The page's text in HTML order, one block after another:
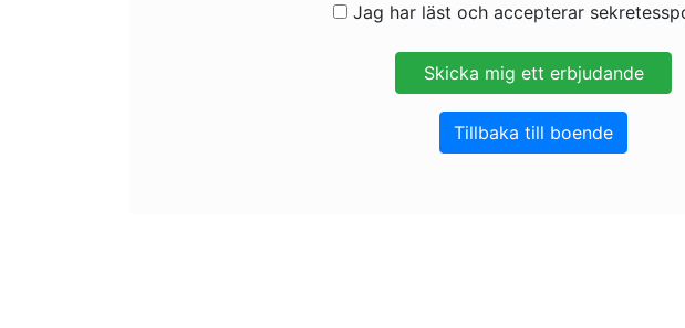
Jag har läst och accepterar
Tillbaka till boende